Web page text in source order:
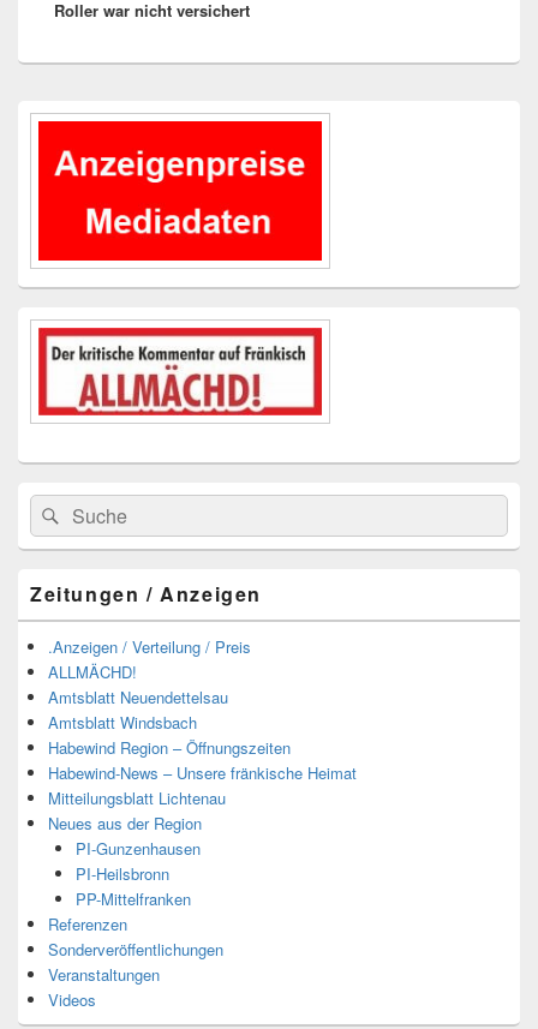
Beitrag:
Roller war nicht versichert
Primärer
Widgetbereich
Suchen
nach:
Suchen
Zeitungen / Anzeigen
.Anzeigen / Verteilung / Preis
ALLMÄCHD!
Amtsblatt Neuendettelsau
Amtsblatt Windsbach
Habewind Region – Öffnungszeiten
Habewind-News – Unsere fränkische Heimat
Mitteilungsblatt Lichtenau
Neues aus der Region
PI-Gunzenhausen
PI-Heilsbronn
PP-Mittelfranken
Referenzen
Sonderveröffentlichungen
Veranstaltungen
Videos